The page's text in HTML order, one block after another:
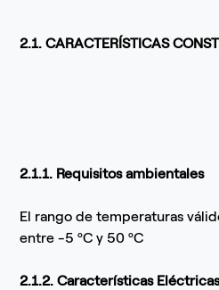
2.1. CARACTERÍSTICAS
2.1.1. Requisitos ambientales
El rango de temperaturas
entre -5 ºC y 50 ºC
2.1.2. Características